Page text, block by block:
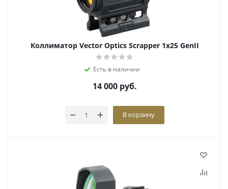
Коллиматор Vector Optics Scrapper 1x25 GenII
Есть в наличии
14 000руб.
В корзину